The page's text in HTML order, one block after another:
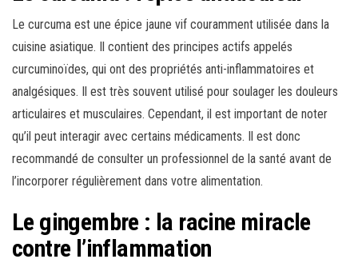
Le curcuma est une épice jaune vif couramment utilisée dans la
cuisine asiatique. Il contient des principes actifs appelés
curcuminoïdes, qui ont des propriétés anti-inflammatoires et
analgésiques. Il est très souvent utilisé pour soulager les douleurs
articulaires et musculaires. Cependant, il est important de noter
qu’il peut interagir avec certains médicaments. Il est donc
recommandé de consulter un professionnel de la santé avant de
l’incorporer régulièrement dans votre alimentation.
Le gingembre : la racine miracle
contre l’inflammation